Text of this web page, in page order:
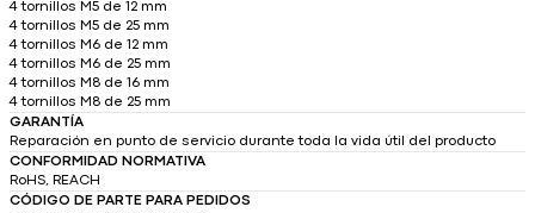
4 tornillos M5 de 12 mm
4 tornillos M5 de 25 mm
4 tornillos M6 de 12 mm
4 tornillos M6 de 25 mm
4 tornillos M8 de 16 mm
4 tornillos M8 de 25 mm
GARANTÍA
Reparación en punto de servicio durante toda la vida útil del producto
CONFORMIDAD NORMATIVA
RoHS, REACH
CÓDIGO DE PARTE PARA PEDIDOS